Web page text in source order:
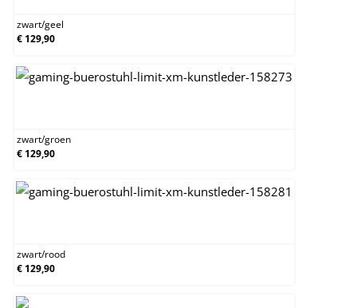
zwart/geel
€ 129,90
zwart/groen
€ 129,90
zwart/rood
€ 129,90